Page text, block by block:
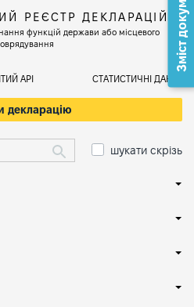
РЕЄСТР ДЕКЛАРАЦІЙ
функцій держави або місцевого
АРІ СТАТИСТИЧНІ ДАНІ
декларацію
шукати скрізь
Зміст документа